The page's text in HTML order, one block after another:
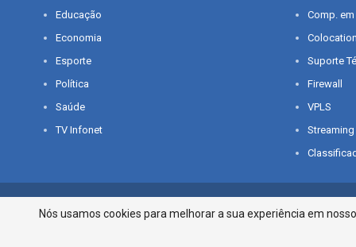
Educação
Economia
Esporte
Política
Saúde
TV Infonet
Comp.
Suporte
Firewall
VPLS
Streaming
© 2026 - O que é notícia em Sergipe. Todos os direitos reservados.
Nós usamos cookies para melhorar a sua experiência em